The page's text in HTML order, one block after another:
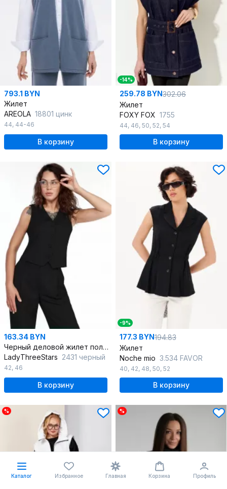
793.1 BYN
Жилет
AREOLA 18801 цинк
44, 44-46
В корзину
-14%
259.78 BYN302.06
Жилет
FOXY FOX 1755
44, 46, 50, 52, 54
В корзину
163.34 BYN
Черный деловой жилет полуприлегающего силуэта из текстиля
LadyThreeStars 2431 черный
42, 46
В корзину
-9%
177.3 BYN194.83
Жилет
Noche mio 3.534 FAVOR
40, 42, 48, 50, 52
В корзину
% %
Каталог Избранное Главная Корзина Профиль